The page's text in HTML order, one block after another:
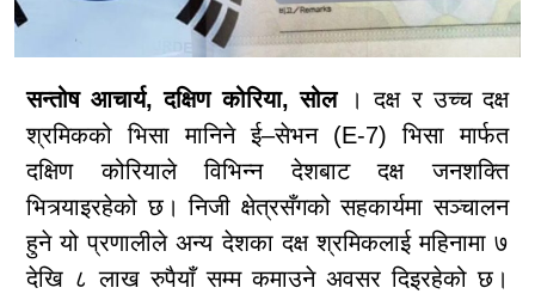
सन्तोष आचार्य, दक्षिण कोरिया, सोल। दक्ष र उच्च दक्ष
श्रमिकको भिसा मानिने ई–सेभन (E-7) भिसा मार्फत
दक्षिण कोरियाले विभिन्न देशबाट दक्ष जनशक्ति
भित्र्याइरहेको छ। निजी क्षेत्रसँगको सहकार्यमा सञ्चालन
हुने यो प्रणालीले अन्य देशका दक्ष श्रमिकलाई महिनामा ७
देखि ८ लाख रुपैयाँ सम्म कमाउने अवसर दिइरहेको छ।